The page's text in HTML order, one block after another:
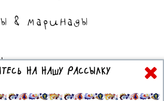
& маринады
сладкое
выпечка
НА НАШУ РАССЫЛКУ